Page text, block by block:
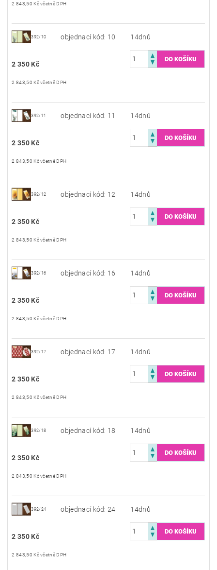
2 843,50 Kč včetně DPH
392/10 objednací kód: 10 14dnů
2 350 Kč
2 843,50 Kč včetně DPH
392/11 objednací kód: 11 14dnů
2 350 Kč
2 843,50 Kč včetně DPH
392/12 objednací kód: 12 14dnů
2 350 Kč
2 843,50 Kč včetně DPH
392/16 objednací kód: 16 14dnů
2 350 Kč
2 843,50 Kč včetně DPH
392/17 objednací kód: 17 14dnů
2 350 Kč
2 843,50 Kč včetně DPH
392/18 objednací kód: 18 14dnů
2 350 Kč
2 843,50 Kč včetně DPH
392/24 objednací kód: 24 14dnů
2 350 Kč
2 843,50 Kč včetně DPH